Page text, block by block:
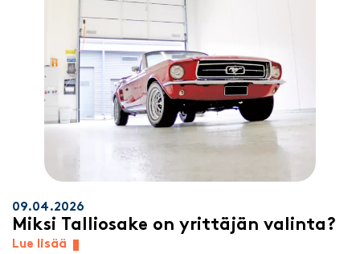
09.04.2026
Miksi Talliosake on yrittäjän valinta?
Lue lisää